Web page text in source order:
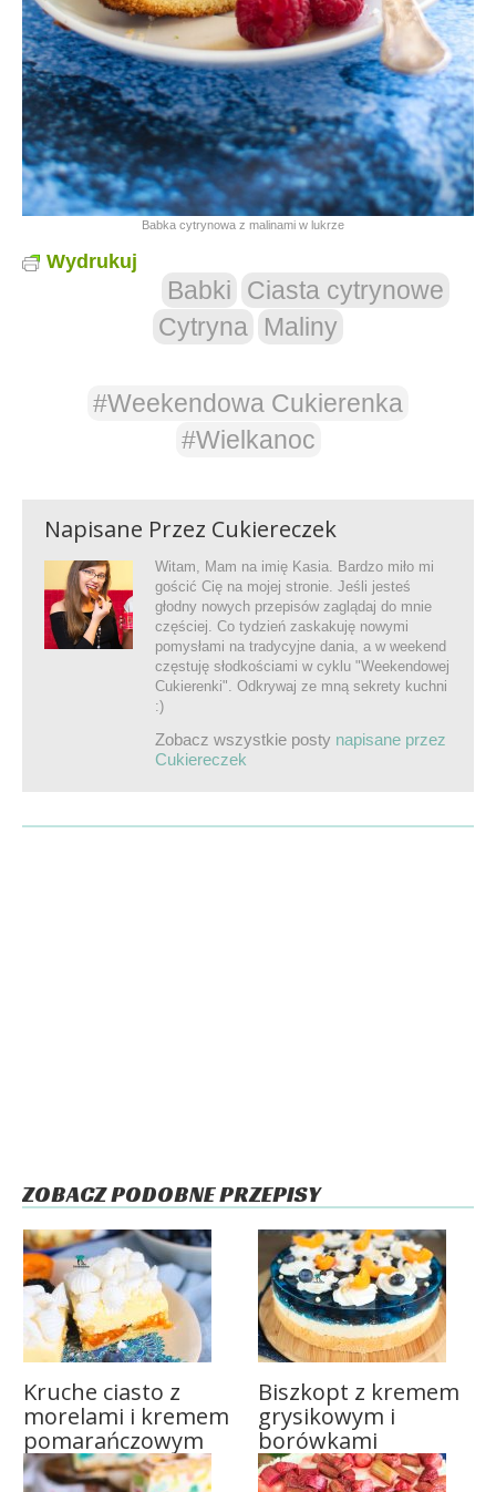
Babka cytrynowa z malinami w lukrze
Wydrukuj
Babki
Ciasta cytrynowe
Cytryna
Maliny
#Weekendowa Cukierenka
#Wielkanoc
Napisane Przez Cukiereczek
Witam, Mam na imię Kasia. Bardzo miło mi
gościć Cię na mojej stronie. Jeśli jesteś
głodny nowych przepisów zaglądaj do mnie
częściej. Co tydzień zaskakuję nowymi
pomysłami na tradycyjne dania, a w weekend
częstuję słodkościami w cyklu "Weekendowej
Cukierenki". Odkrywaj ze mną sekrety kuchni
:)
Zobacz wszystkie posty napisane przez
Cukiereczek
ZOBACZ PODOBNE PRZEPISY
Kruche ciasto z
morelami i kremem
pomarańczowym
Biszkopt z kremem
grysikowym i
borówkami